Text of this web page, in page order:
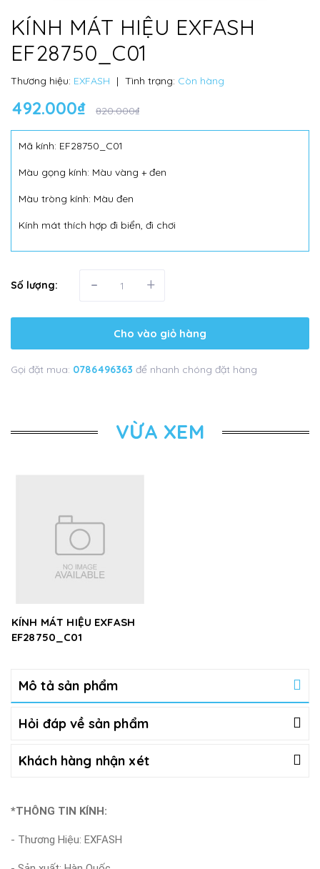
KÍNH MÁT HIỆU EXFASH
EF28750_C01
Thương hiệu: EXFASH | Tình trạng: Còn hàng
492.000₫ 820.000₫
Mã kính: EF28750_C01
Màu gọng kính: Màu vàng + đen
Màu tròng kính: Màu đen
Kính mát thích hợp đi biển, đi chơi
Số lượng: - +
Cho vào giỏ hàng
Gọi đặt mua: 0786496363 để nhanh chóng đặt hàng
VỪA XEM
KÍNH MÁT HIỆU EXFASH
EF28750_C01
Mô tả sản phẩm
Hỏi đáp về sản phẩm
Khách hàng nhận xét
*THÔNG TIN KÍNH:
- Thương Hiệu: EXFASH